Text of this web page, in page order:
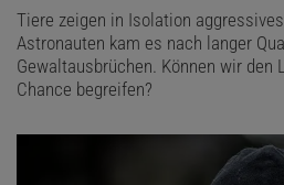
Tiere zeigen in Isolation
Astronauten kam es nach langer
Gewaltausbrüchen. Können wir den
Chance begreifen?